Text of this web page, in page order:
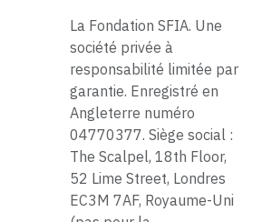
La Fondation SFIA. Une
société privée à
responsabilité limitée par
garantie. Enregistré en
Angleterre numéro
04770377. Siège social :
The Scalpel, 18th Floor,
52 Lime Street, Londres
EC3M 7AF, Royaume-Uni